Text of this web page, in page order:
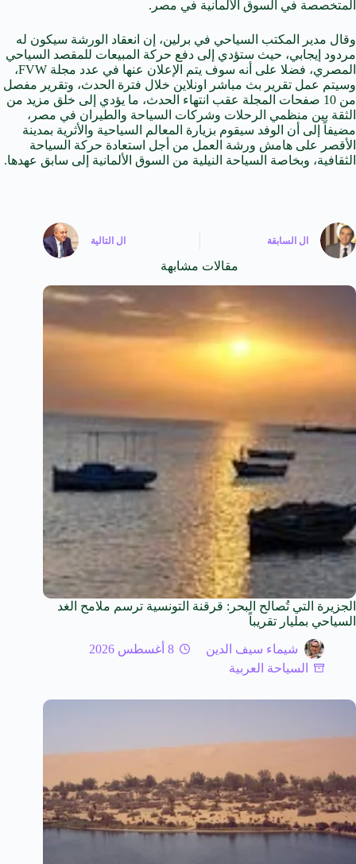
المتخصصة في السوق الألمانية في مصر.
وقال مدير المكتب السياحي في برلين، إن انعقاد الورشة سيكون له
مردود إيجابي، حيث ستؤدي إلى دفع حركة المبيعات للمقصد السياحي
المصري، فضلا على أنه سوف يتم الإعلان عنها في عدد مجلة FVW،
وسيتم عمل تقرير بث مباشر اونلاين خلال فترة الحدث، وتقرير مفصل
من 10 صفحات المجلة عقب انتهاء الحدث، ما يؤدي إلى خلق مزيد من
الثقة بين منظمي الرحلات وشركات السياحة والطيران في مصر،
مضيفاً إلى أن الوفد سيقوم بزيارة المعالم السياحية والأثرية بمدينة
الأقصر على هامش ورشة العمل من أجل استعادة حركة السياحة
الثقافية، وبخاصة السياحة النيلية من السوق الألمانية إلى سابق عهدها.
ال السابقة ال التالية
مقالات مشابهة
الجزيرة التي تُصالح البحر: قرقنة التونسية ترسم ملامح الغد
السياحي بمليار تقريباً
شيماء سيف الدين
8 أغسطس 2026
السياحة العربية